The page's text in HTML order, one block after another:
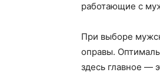
работающие с
При выборе
оправы.
здесь главное —